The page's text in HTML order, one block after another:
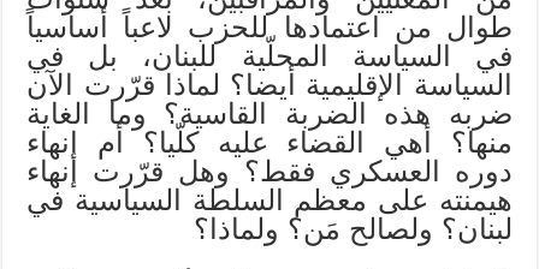
طوال من اعتمادها للحزب لاعباً أساسياً
في السياسة المحلّية للبنان، بل في
السياسة الإقليمية أيضا؟ لماذا قرّرت الآن
ضربه هذه الضربة القاسية؟ وما الغاية
منها؟ أهي القضاء عليه كلّيا؟ أم إنهاء
دوره العسكري فقط؟ وهل قرّرت إنهاء
هيمنته على معظم السلطة السياسية في
لبنان؟ ولصالح مَن؟ ولماذا؟